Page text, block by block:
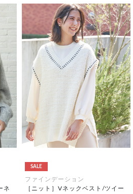
ネ
SALE
ファインデーション
［ニット］Vネックベスト/ツイー